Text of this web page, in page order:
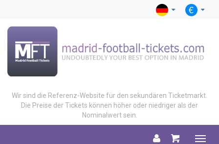
Wir sind die Referenz-Website für den sekundären Ticketmarkt.
Die Preise der Tickets können höher oder niedriger als der
Nominalwert sein.
Menu